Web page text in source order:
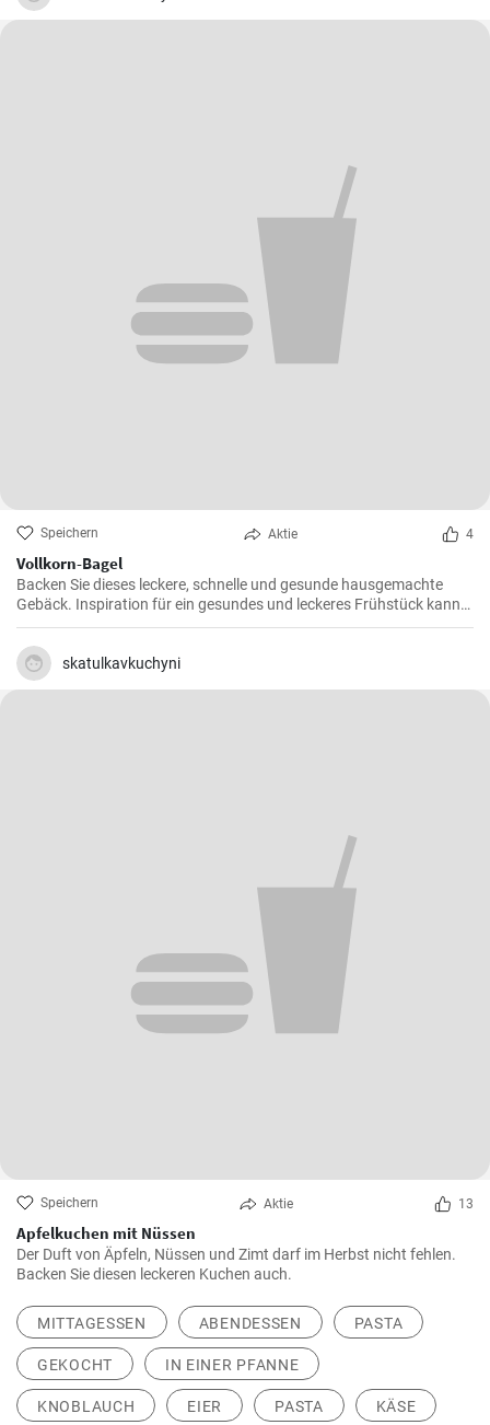
Speichern Aktie 4
Vollkorn-Bagel
Backen Sie dieses leckere, schnelle und gesunde hausgemachte
Gebäck. Inspiration für ein gesundes und leckeres Frühstück kann
man nie genug haben.
skatulkavkuchyni
Speichern Aktie 13
Apfelkuchen mit Nüssen
Der Duft von Äpfeln, Nüssen und Zimt darf im Herbst nicht fehlen.
Backen Sie diesen leckeren Kuchen auch.
MITTAGESSEN ABENDESSEN PASTA
GEKOCHT IN EINER PFANNE
KNOBLAUCH EIER PASTA KÄSE